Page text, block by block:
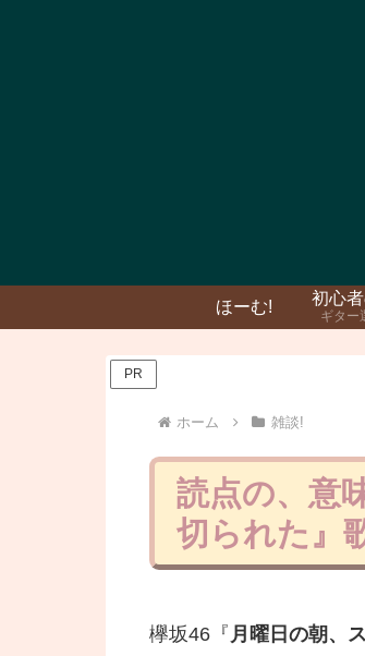
ほーむ!
初心
ギター
PR
ホーム 雑談!
読点の、意
切られた』
欅坂46『 月曜日の朝、